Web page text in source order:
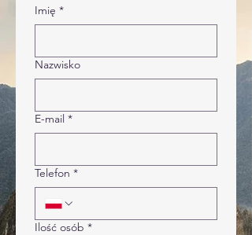
Imię *
Nazwisko
E-mail *
Telefon *
Ilość osób *